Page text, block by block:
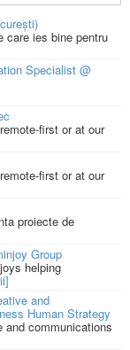
care ies bine pentru
Specialist @
first or at our
first or at our
proiecte de
Group
helping
and
Human Strategy
and communications